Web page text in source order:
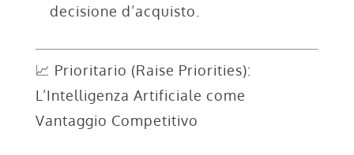
decisione d’acquisto.
📈 Prioritario (Raise Priorities):
L’Intelligenza Artificiale come
Vantaggio Competitivo